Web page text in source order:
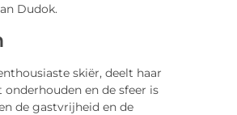
Dudok.
skiër, deelt haar
en de sfeer is
de gastvrijheid en de